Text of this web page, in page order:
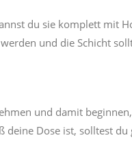
du sie komplett mit
und die Schicht
und damit
Dose ist, solltest